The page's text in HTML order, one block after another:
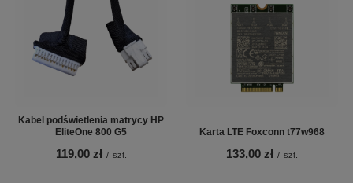
Kabel podświetlenia matrycy HP
EliteOne 800 G5
119,00 zł / szt.
Karta LTE Foxconn t77w968
133,00 zł / szt.